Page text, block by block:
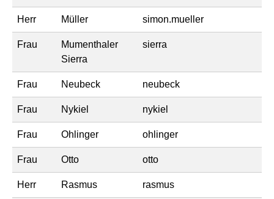
Herr Müller simon.mueller
Frau
Mumenthaler
Sierra
sierra
Frau Neubeck neubeck
Frau Nykiel nykiel
Frau Ohlinger ohlinger
Frau Otto otto
Herr Rasmus rasmus